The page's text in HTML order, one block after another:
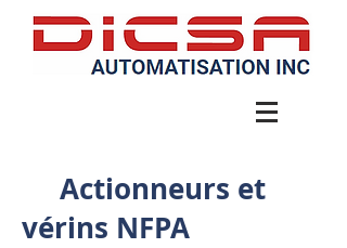
Actionneurs et
vérins NFPA